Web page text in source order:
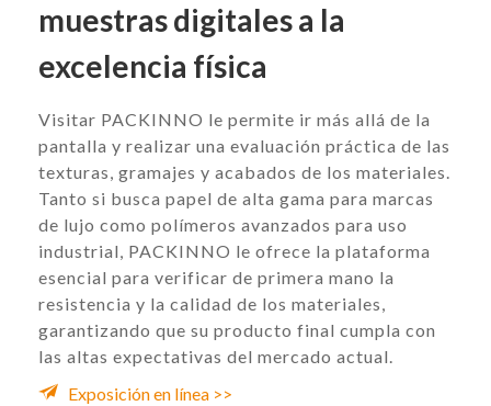
muestras digitales a la
excelencia física
Visitar PACKINNO le permite ir más allá de la
pantalla y realizar una evaluación práctica de las
texturas, gramajes y acabados de los materiales.
Tanto si busca papel de alta gama para marcas
de lujo como polímeros avanzados para uso
industrial, PACKINNO le ofrece la plataforma
esencial para verificar de primera mano la
resistencia y la calidad de los materiales,
garantizando que su producto final cumpla con
las altas expectativas del mercado actual.
Exposición en línea >>